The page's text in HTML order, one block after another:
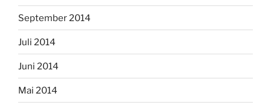
September 2014
Juli 2014
Juni 2014
Mai 2014